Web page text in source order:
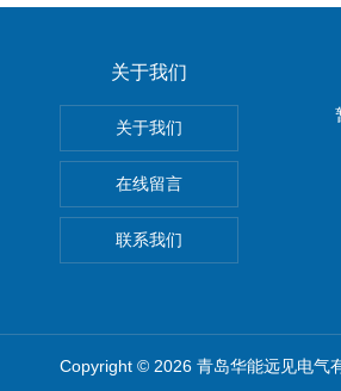
关于我们
关于我们
在线留言
联系我们
Copyright © 2026 青岛华能远见电气